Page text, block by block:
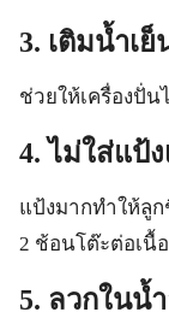
3. เติมน้ำเ
ช่วยให้เครื่องปั่
4. ไม่ใส่แป้ง
แป้งมากทำให้ลู
2 ช้อนโต๊ะต่อเนื้
5. ลวกในน้